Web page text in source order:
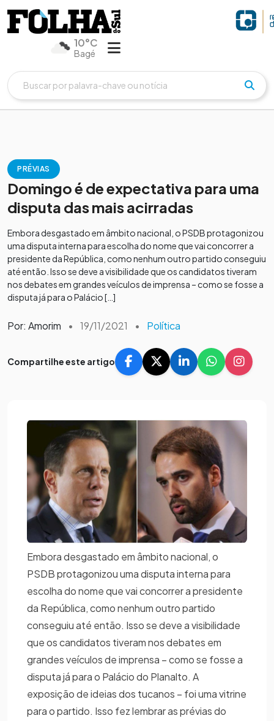
10°C
Bagé
PRÉVIAS
Domingo é de expectativa para uma
disputa das mais acirradas
Embora desgastado em âmbito nacional, o PSDB protagonizou
uma disputa interna para escolha do nome que vai concorrer a
presidente da República, como nenhum outro partido conseguiu
até então. Isso se deve a visibilidade que os candidatos tiveram
nos debates em grandes veículos de imprensa – como se fosse a
disputa já para o Palácio […]
Por: Amorim • 19/11/2021 • Política
Compartilhe este artigo
Embora desgastado em âmbito nacional, o
PSDB protagonizou uma disputa interna para
escolha do nome que vai concorrer a presidente
da República, como nenhum outro partido
conseguiu até então. Isso se deve a visibilidade
que os candidatos tiveram nos debates em
grandes veículos de imprensa – como se fosse a
disputa já para o Palácio do Planalto. A
exposição de ideias dos tucanos – foi uma vitrine
para o partido. Isso fez lembrar as prévias do